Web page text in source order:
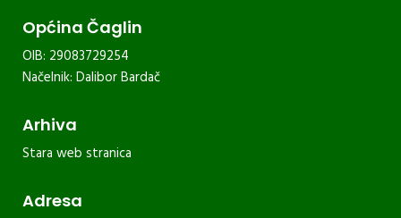
Općina Čaglin
OIB: 29083729254
Načelnik: Dalibor Bardač
Arhiva
Stara web stranica
Adresa